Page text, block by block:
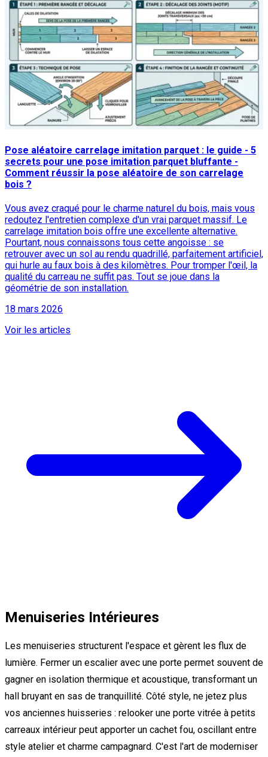
Pose aléatoire carrelage imitation parquet : le guide - 5
secrets pour une pose imitation parquet bluffante -
Comment réussir la pose aléatoire de son carrelage
bois ?
Vous avez craqué pour le charme naturel du bois, mais vous
redoutez l'entretien complexe d'un vrai parquet massif. Le
carrelage imitation bois offre une excellente alternative.
Pourtant, nous connaissons tous cette angoisse : se
retrouver avec un sol au rendu quadrillé, parfaitement artificiel,
qui hurle au faux bois à des kilomètres. Pour tromper l'œil, la
qualité du carreau ne suffit pas. Tout se joue dans la
géométrie de son installation.
18 mars 2026
Voir les articles
Menuiseries Intérieures
Les menuiseries structurent l'espace et gèrent les flux de
lumière. Fermer un escalier avec une porte permet souvent de
gagner en isolation thermique et acoustique, transformant un
hall bruyant en sas de tranquillité. Côté style, ne jetez plus
vos anciennes huisseries : relooker une porte vitrée à petits
carreaux intérieur peut apporter un cachet fou, oscillant entre
style atelier et charme campagnard. C'est l'art de moderniser